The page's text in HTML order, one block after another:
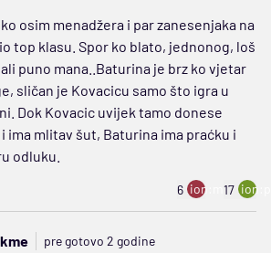
osim menadžera i par zanesenjaka na
top klasu. Spor ko blato, jednonog, loš
puno mana..Baturina je brz ko vjetar
sličan je Kovacicu samo što igra u
Dok Kovacic uvijek tamo donese
ima mlitav šut, Baturina ima praćku i
odluku.
6 ion:minus
17
pre gotovo 2 godine